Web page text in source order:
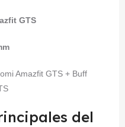
GTS
Amazfit GTS + Buff
del